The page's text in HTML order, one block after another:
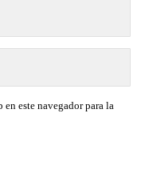
este navegador para la